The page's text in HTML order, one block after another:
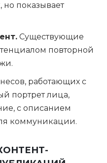
но показывает
Существующие
повторной
работающих с
портрет лица,
с описанием
коммуникации.